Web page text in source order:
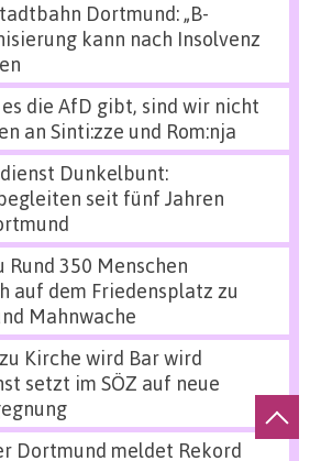
Dortmund: „B-
kann nach Insolvenz
es die AfD gibt, sind wir nicht
an Sinti:zze und Rom:nja
Dunkelbunt:
seit fünf Jahren
Rund 350 Menschen
auf dem Friedensplatz zu
Mahnwache
zu Kirche wird Bar wird
setzt im SÖZ auf neue
Dortmund meldet Rekord